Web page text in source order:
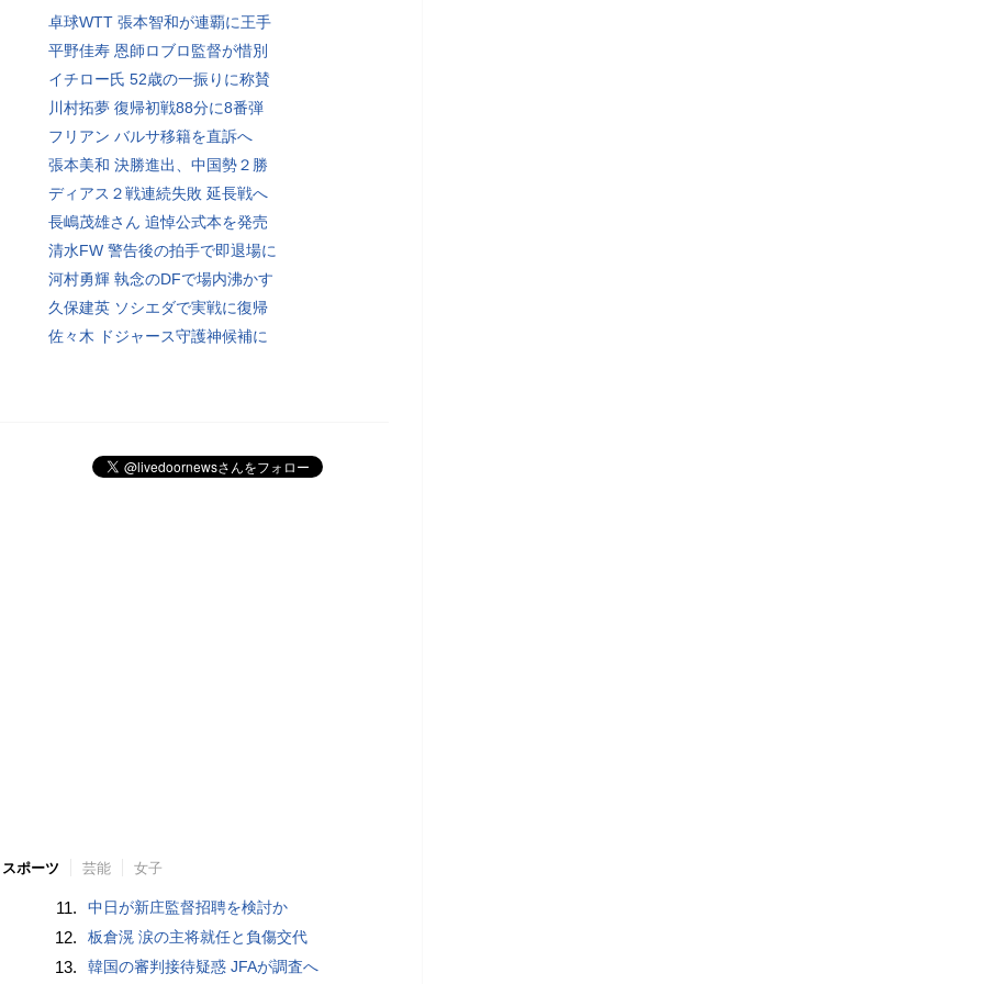
卓球WTT 張本智和が連覇に王手
平野佳寿 恩師ロブロ監督が惜別
イチロー氏 52歳の一振りに称賛
川村拓夢 復帰初戦88分に8番弾
フリアン バルサ移籍を直訴へ
張本美和 決勝進出、中国勢２勝
ディアス２戦連続失敗 延長戦へ
長嶋茂雄さん 追悼公式本を発売
清水FW 警告後の拍手で即退場に
河村勇輝 執念のDFで場内沸かす
久保建英 ソシエダで実戦に復帰
佐々木 ドジャース守護神候補に
スポーツ 芸能 女子
11. 中日が新庄監督招聘を検討か
12. 板倉滉 涙の主将就任と負傷交代
13. 韓国の審判接待疑惑 JFAが調査へ